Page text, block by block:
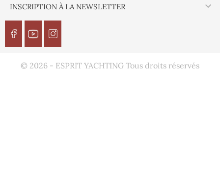
INSCRIPTION À LA NEWSLETTER 
© 2026 - ESPRIT YACHTING Tous droits réservés